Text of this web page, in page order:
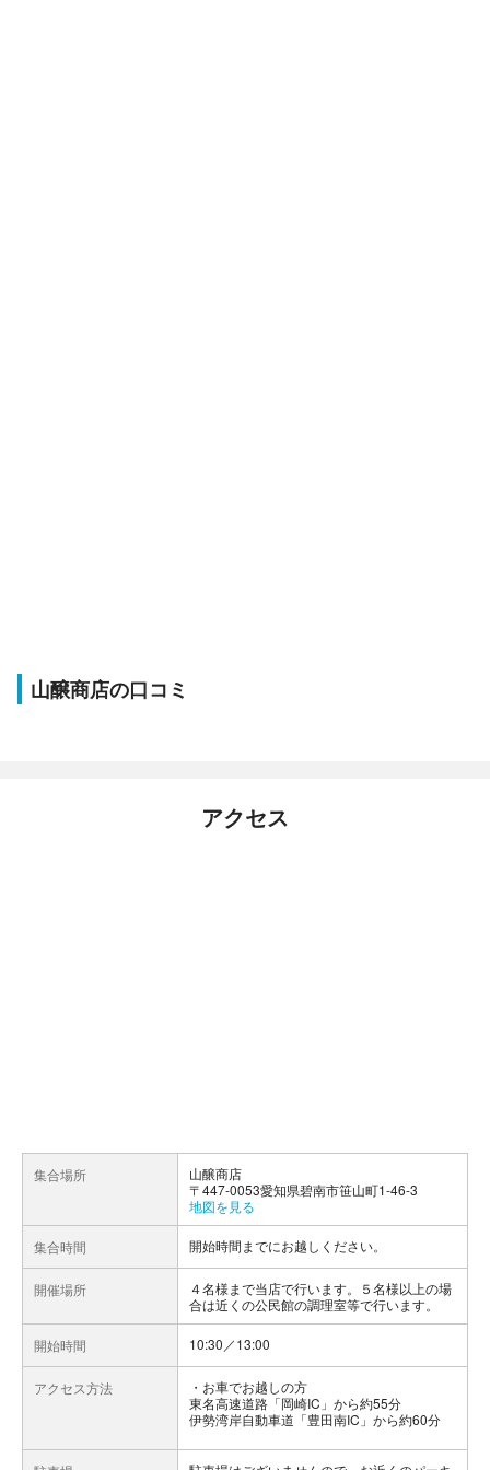
山醸商店の口コミ
アクセス
集合場所
山醸商店
〒447-0053愛知県碧南市笹山町1-46-3
地図を見る
集合時間 開始時間までにお越しください。
開催場所
４名様まで当店で行います。５名様以上の場
合は近くの公民館の調理室等で行います。
開始時間 10:30／13:00
アクセス方法
お車でお越しの方
東名高速道路「岡崎IC」から約55分
伊勢湾岸自動車道「豊田南IC」から約60分